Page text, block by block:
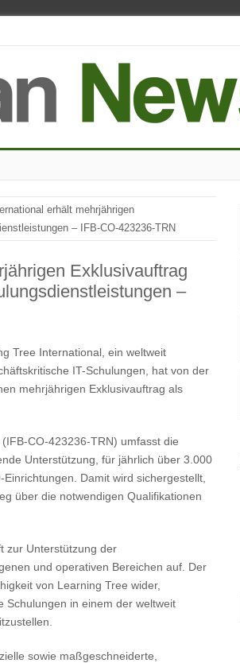
erhält mehrjährigen
– IFB-CO-423236-TRN
Exklusivauftrag
–
Tree International, ein weltweit
IT-Schulungen, hat von der
mehrjährigen Exklusivauftrag als
CO-423236-TRN) umfasst die
Unterstützung, für jährlich über 3.000
Damit wird sichergestellt,
über die notwendigen Qualifikationen
zur Unterstützung der
und operativen Bereichen auf. Der
von Learning Tree wider,
Schulungen in einem der weltweit
sowie maßgeschneiderte,